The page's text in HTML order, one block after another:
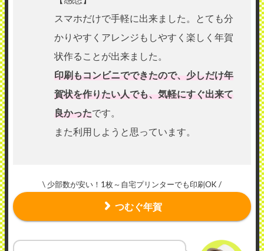
スマホだけで手軽に出来ました。とても分
かりやすくアレンジもしやすく楽しく年賀
状作ることが出来ました。
印刷もコンビニでできたので、少しだけ年
賀状を作りたい人でも、気軽にすぐ出来て
良かったです。
また利用しようと思っています。
\ 少部数が安い！1枚～自宅プリンターでも印刷OK /
つむぐ年賀